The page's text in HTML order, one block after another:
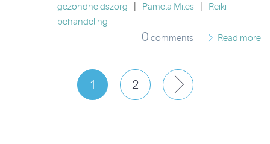
gezondheidszorg
Pamela Miles
Reiki
behandeling
0 comments Read more
1 2 Next